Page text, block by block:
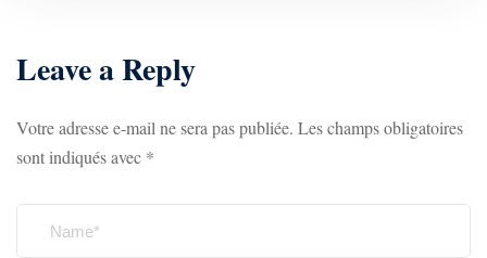
Leave a Reply
Votre adresse e-mail ne sera pas publiée. Les champs obligatoires
sont indiqués avec *